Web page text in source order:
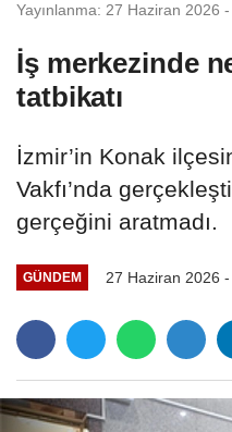
Yayınlanma: 27 Haziran 2026
İş merkezinde
tatbikatı
İzmir’in Konak
Vakfı’nda
gerçeğini aratmadı.
GÜNDEM 27 Haziran 2026